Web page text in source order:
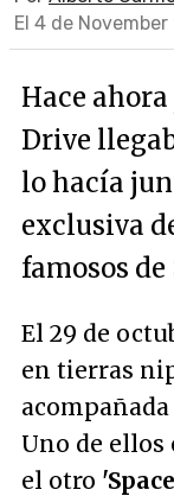
El 4 de November
Hace
Drive
lo hacía
exclusiva
famosos de
El 29 de
en tierras
Uno de ellos
el otro